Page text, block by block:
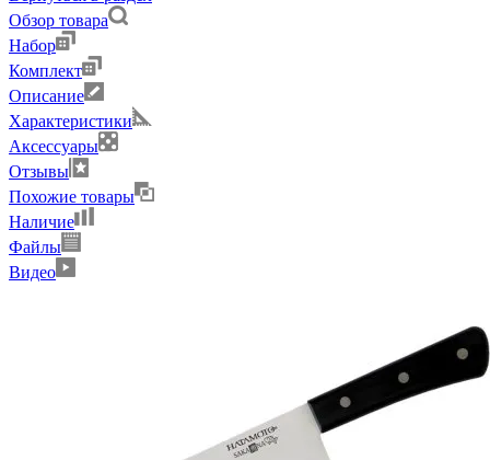
Обзор товара
Набор
Комплект
Описание
Характеристики
Аксессуары
Отзывы
Похожие товары
Наличие
Файлы
Видео